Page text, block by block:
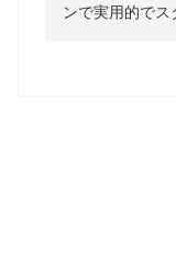
ンで実用的でス